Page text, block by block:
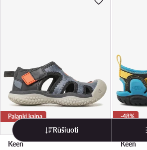
Palanki kaina
Keen
-48%
Keen
Rūšiuoti